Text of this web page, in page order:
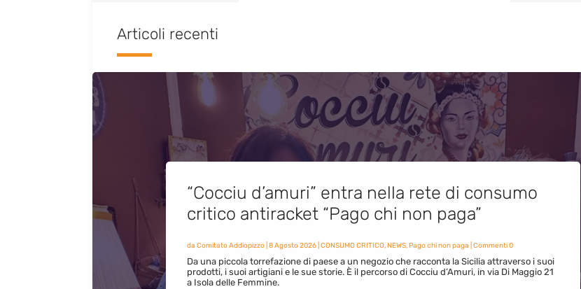
Articoli recenti
“Cocciu d’amuri” entra nella rete di consumo
critico antiracket “Pago chi non paga”
da Comitato Addiopizzo| 8 Agosto 2026| CONSUMO CRITICO,NEWS,Pago chi non paga | Commenti 0
Da una piccola torrefazione di paese a un negozio che racconta la Sicilia attraverso i suoi
prodotti, i suoi artigiani e le sue storie. È il percorso di Cocciu d’Amuri, in via Di Maggio 21
a Isola delle Femmine.